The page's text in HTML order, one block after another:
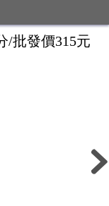
/批發價315元